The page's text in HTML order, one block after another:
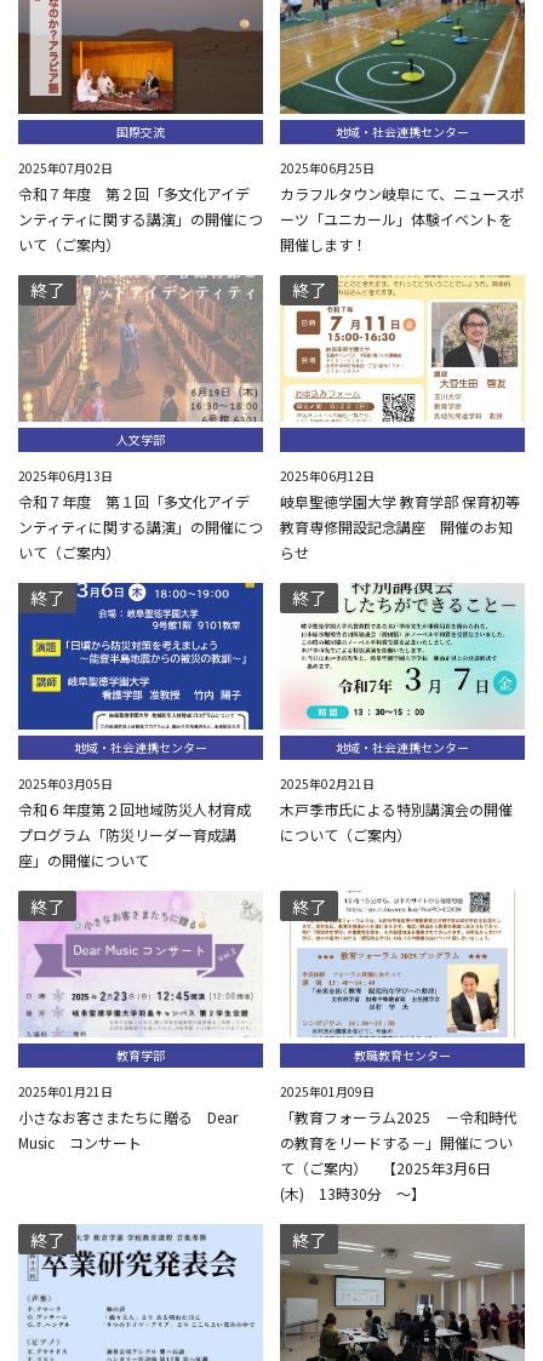
国際交流
2025年07月02日
令和７年度 第２回「多文化アイデ
ンティティに関する講演」の開催につ
いて（ご案内）
地域・社会連携センター
2025年06月25日
カラフルタウン岐阜にて、ニュースポ
ーツ「ユニカール」体験イベントを
開催します！
終了
人文学部
2025年06月13日
令和７年度 第１回「多文化アイデ
ンティティに関する講演」の開催につ
いて（ご案内）
終了
2025年06月12日
岐阜聖徳学園大学 教育学部 保育初等
教育専修開設記念講座 開催のお知
らせ
終了
地域・社会連携センター
2025年03月05日
令和６年度第２回地域防災人材育成
プログラム「防災リーダー育成講
座」の開催について
終了
地域・社会連携センター
2025年02月21日
木戸季市氏による特別講演会の開催
について（ご案内）
終了
教育学部
2025年01月21日
小さなお客さまたちに贈る Dear
Music コンサート
終了
教職教育センター
2025年01月09日
「教育フォーラム2025 －令和時代
の教育をリードする－」開催につい
て（ご案内） 【2025年3月6日
(木) 13時30分 ～】
終了 終了